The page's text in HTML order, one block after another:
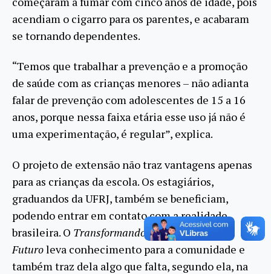
acendiam o cigarro para os parentes, e acabaram
se tornando dependentes.
“Temos que trabalhar a prevenção e a promoção
de saúde com as crianças menores – não adianta
falar de prevenção com adolescentes de 15 a 16
anos, porque nessa faixa etária esse uso já não é
uma experimentação, é regular”, explica.
O projeto de extensão não traz vantagens apenas
para as crianças da escola. Os estagiários,
graduandos da UFRJ, também se beneficiam,
podendo entrar em contato com a realidade
brasileira. O Transformando Potencialidade em
Futuroleva conhecimento para a comunidade e
também traz dela algo que falta, segundo ela, na